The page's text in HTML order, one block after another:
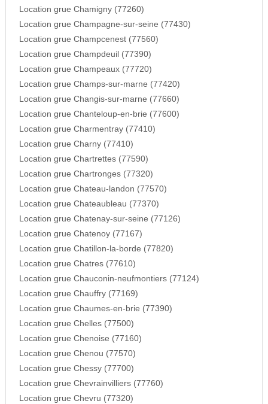
Location grue Chamigny (77260)
Location grue Champagne-sur-seine (77430)
Location grue Champcenest (77560)
Location grue Champdeuil (77390)
Location grue Champeaux (77720)
Location grue Champs-sur-marne (77420)
Location grue Changis-sur-marne (77660)
Location grue Chanteloup-en-brie (77600)
Location grue Charmentray (77410)
Location grue Charny (77410)
Location grue Chartrettes (77590)
Location grue Chartronges (77320)
Location grue Chateau-landon (77570)
Location grue Chateaubleau (77370)
Location grue Chatenay-sur-seine (77126)
Location grue Chatenoy (77167)
Location grue Chatillon-la-borde (77820)
Location grue Chatres (77610)
Location grue Chauconin-neufmontiers (77124)
Location grue Chauffry (77169)
Location grue Chaumes-en-brie (77390)
Location grue Chelles (77500)
Location grue Chenoise (77160)
Location grue Chenou (77570)
Location grue Chessy (77700)
Location grue Chevrainvilliers (77760)
Location grue Chevru (77320)